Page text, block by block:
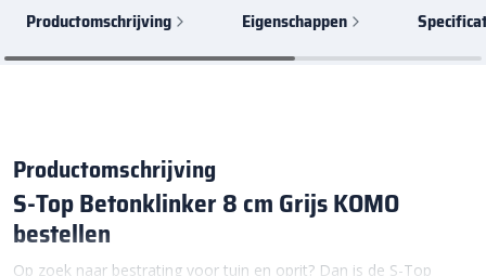
Productomschrijving Eigenschappen
Productomschrijving
S-Top Betonklinker 8 cm Grijs KOMO
bestellen
Op zoek naar bestrating voor tuin en oprit? Dan is de S-Top